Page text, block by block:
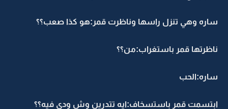
ساره وهي تنزل راسها وناظرت قمر:هو كذا صعب؟؟
ناظرتها قمر باستغراب:من؟؟
ساره:الحب
ابتسمت قمر باستسخاف:ايه تتدرين وش ودي فيه؟؟